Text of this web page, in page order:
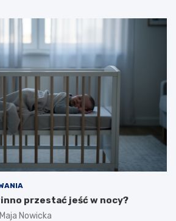
przestać jeść w nocy?
Maja Nowicka